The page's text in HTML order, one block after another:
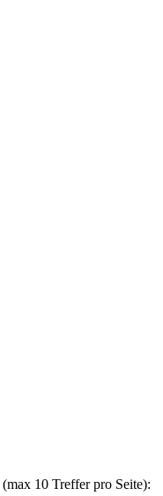
10 Treffer pro Seite):